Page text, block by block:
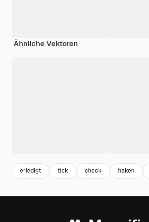
Ähnliche Vektoren
erledigt tick check haken